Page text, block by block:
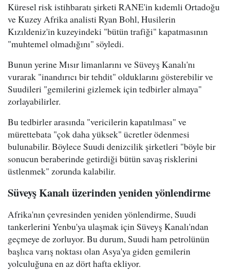
Küresel risk istihbaratı şirketi RANE'in kıdemli Ortadoğu
ve Kuzey Afrika analisti Ryan Bohl, Husilerin
Kızıldeniz'in kuzeyindeki "bütün trafiği" kapatmasının
"muhtemel olmadığını" söyledi.
Bunun yerine Mısır limanlarını ve Süveyş Kanalı'nı
vurarak "inandırıcı bir tehdit" olduklarını gösterebilir ve
Suudileri "gemilerini gizlemek için tedbirler almaya"
zorlayabilirler.
Bu tedbirler arasında "vericilerin kapatılması" ve
mürettebata "çok daha yüksek" ücretler ödenmesi
bulunabilir. Böylece Suudi denizcilik şirketleri "böyle bir
sonucun beraberinde getirdiği bütün savaş risklerini
üstlenmek" zorunda kalabilir.
Süveyş Kanalı üzerinden yeniden yönlendirme
Afrika'nın çevresinden yeniden yönlendirme, Suudi
tankerlerini Yenbu'ya ulaşmak için Süveyş Kanalı'ndan
geçmeye de zorluyor. Bu durum, Suudi ham petrolünün
başlıca varış noktası olan Asya'ya giden gemilerin
yolculuğuna en az dört hafta ekliyor.